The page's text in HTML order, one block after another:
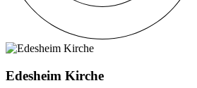
Edesheim Kirche